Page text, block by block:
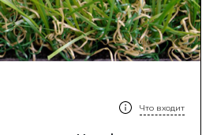
Что входит